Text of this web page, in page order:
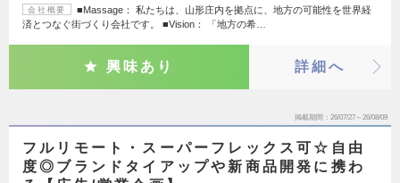
会社概要
■Massage： 私たちは、山形庄内を拠点に、地方の可能性を世界経
済とつなぐ街づくり会社です。 ■Vision： 「地方の希…
興味あり 詳細へ
掲載期間 26/07/27～26/08/09
フルリモート・スーパーフレックス可☆自由
度◎ブランドタイアップや新商品開発に携わ